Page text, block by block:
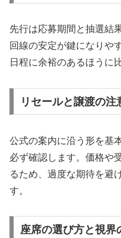
先行は応募期間と抽選結
回線の安定が鍵になりや
日程に余裕のあるほうに
リセールと譲渡の注
公式の案内に沿う形を基
必ず確認します。価格や
るため、過度な期待を避
す。
座席の選び方と視界